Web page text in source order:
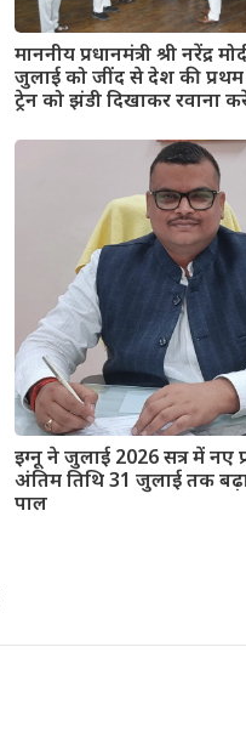
माननीय प्रधानमंत्री श्री नरेंद्र
जुलाई को जींद से देश की प्रथम
ट्रेन को झंडी दिखाकर रवाना
इग्नू ने जुलाई 2026 सत्र में नए
अंतिम तिथि 31 जुलाई तक
पाल